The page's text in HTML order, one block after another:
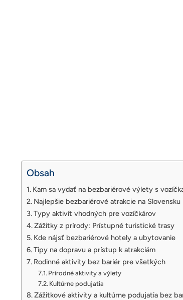
Obsah
Kam sa vydať na bezbariérové výlety s
Najlepšie bezbariérové atrakcie na Slovensku
Typy aktivít vhodných pre vozíčkárov
Zážitky z prírody: Prístupné turistické trasy
Kde nájsť bezbariérové hotely a ubytovanie
Tipy na dopravu a prístup k atrakciám
Rodinné aktivity bez bariér pre všetkých
Prírodné aktivity a výlety
Kultúrne podujatia
Zážitkové aktivity a kultúrne podujatia bez